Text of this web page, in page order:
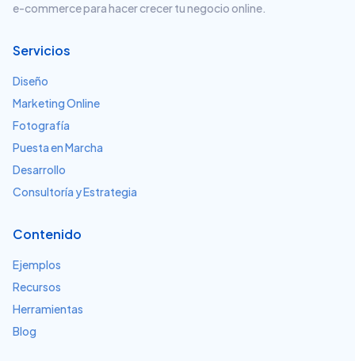
e-commerce para hacer crecer tu negocio online.
Servicios
Diseño
Marketing Online
Fotografía
Puesta en Marcha
Desarrollo
Consultoría y Estrategia
Contenido
Ejemplos
Recursos
Herramientas
Blog